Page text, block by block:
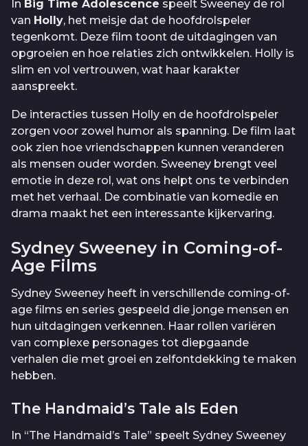
In Big Time Adolescence speelt Sweeney de rol
van Holly, het meisje dat de hoofdrolspeler
tegenkomt. Deze film toont de uitdagingen van
opgroeien en hoe relaties zich ontwikkelen. Holly is
slim en vol vertrouwen, wat haar karakter
aanspreekt.
De interacties tussen Holly en de hoofdrolspeler
zorgen voor zowel humor als spanning. De film laat
ook zien hoe vriendschappen kunnen veranderen
als mensen ouder worden. Sweeney brengt veel
emotie in deze rol, wat ons helpt ons te verbinden
met het verhaal. De combinatie van komedie en
drama maakt het een interessante kijkervaring.
Sydney Sweeney in Coming-of-
Age Films
Sydney Sweeney heeft in verschillende coming-of-
age films en series gespeeld die jonge mensen en
hun uitdagingen verkennen. Haar rollen variëren
van complexe personages tot diepgaande
verhalen die met groei en zelfontdekking te maken
hebben.
The Handmaid’s Tale als Eden
In “The Handmaid’s Tale” speelt Sydney Sweeney